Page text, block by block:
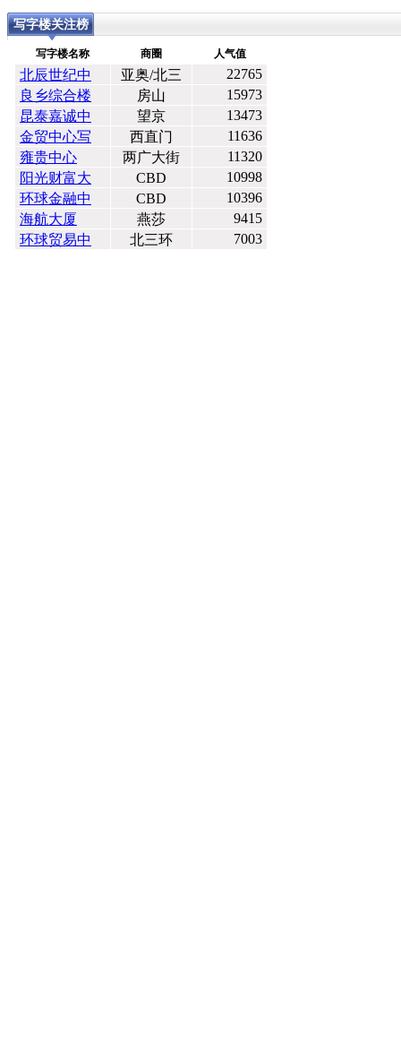
写字楼关注榜
写字楼名称 商圈 人气值
北辰世纪中
心
亚奥/北三
环
22765
良乡综合楼
房山
15973
昆泰嘉诚中
心
望京
13473
金贸中心写
字楼
西直门
11636
雍贵中心
两广大街
11320
阳光财富大
厦
CBD
10998
环球金融中
心
CBD
10396
海航大厦
燕莎
9415
环球贸易中
北三环 7003